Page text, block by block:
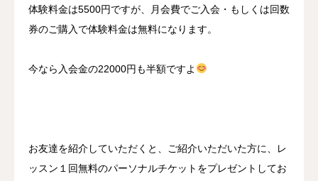
体験料金は5500円ですが、月会費でご入会・もしくは回数
券のご購入で体験料金は無料になります。
今なら入会金の22000円も半額ですよ
お友達を紹介していただくと、ご紹介いただいた方に、レ
ッスン１回無料のパーソナルチケットをプレゼントしてお